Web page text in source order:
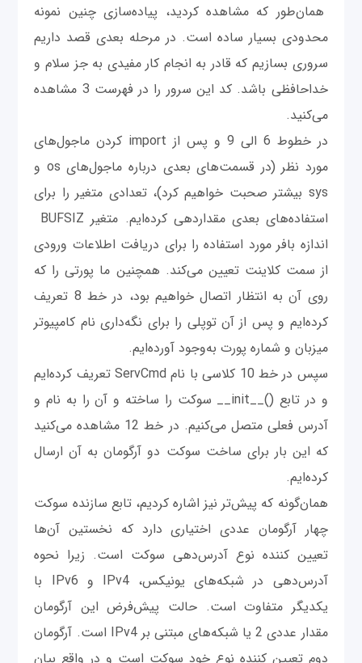
همان‌طور که مشاهده کردید، پیاده‌سازی چنین نمونه
محدودی بسیار ساده است. در مرحله بعدی قصد داریم
سروری بسازیم که قادر به انجام کار مفیدی به جز سلام و
خداحافظی باشد. کد این سرور را در فهرست 3 مشاهده
می‌کنید.
در خطوط 6 الی 9 و پس از import کردن ماجول‌های
مورد نظر (در قسمت‌های بعدی درباره ماجول‌های os و
sys بیشتر صحبت خواهیم کرد)، تعدادی متغیر را برای
اندازه بافر مورد استفاده را برای دریافت اطلاعات ورودی
از سمت کلاینت تعیین می‌کند. همچنین ما پورتی را که
روی آن به انتظار اتصال خواهیم بود، در خط 8 تعریف
کرده‌ایم و پس از آن توپلی را برای نگه‌داری نام کامپیوتر
میزبان و شماره پورت به‌وجود آورده‌ایم.
سپس در خط 10 کلاسی با نام ServCmd تعریف کرده‌ایم
و در تابع ()__init__ سوکت را ساخته و آن را به نام و
آدرس فعلی متصل می‌کنیم. در خط 12 مشاهده می‌کنید
که این بار برای ساخت سوکت دو آرگومان به آن ارسال
کرده‌ایم.
همان‌گونه که پیش‌تر نیز اشاره کردیم، تابع سازنده سوکت
چهار آرگومان عددی اختیاری دارد که نخستين آن‌ها
تعیین کننده نوع آدرس‌دهی سوکت است. زیرا نحوه
آدرس‌دهی در شبکه‌های یونیکس، IPv4 و IPv6 با
یکدیگر متفاوت است. حالت پیش‌فرض این آرگومان
مقدار عددی 2 یا شبکه‌های مبتنی بر IPv4 است. آرگومان
دوم تعیین کننده نوع خود سوکت است و در واقع بیان